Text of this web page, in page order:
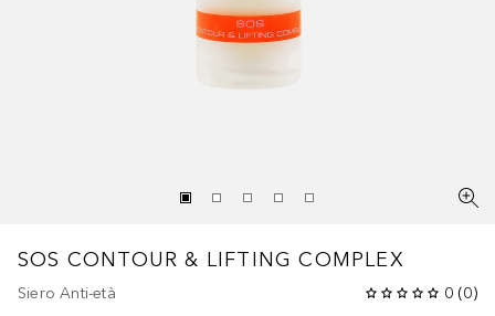
SOS CONTOUR & LIFTING COMPLEX
Siero Anti-età 0 (0)